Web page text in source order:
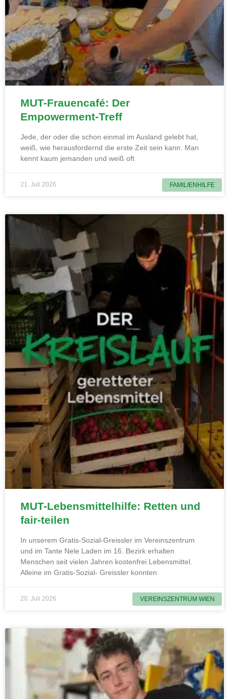
FAMILIENHILFE
MUT-Frauencafé: Der
Empowerment-Treff
Jede, der oder die schon einmal im Ausland gelebt hat,
weiß, wie herausfordernd die erste Zeit sein kann. Man
kennt kaum jemanden und weiß oft
21. Juli 2026
VEREINSZENTRUM WIEN
MUT-Lebensmittelhilfe: Retten und
fair-teilen
In unserem Gratis-Sozial-Greissler im Vereinszentrum
und im Tante Nele Laden im 16. Bezirk erhalten
Menschen seit vielen Jahren kostenfrei Lebensmittel.
Alleine im Gratis-Sozial- Greissler konnten
20. Juli 2026